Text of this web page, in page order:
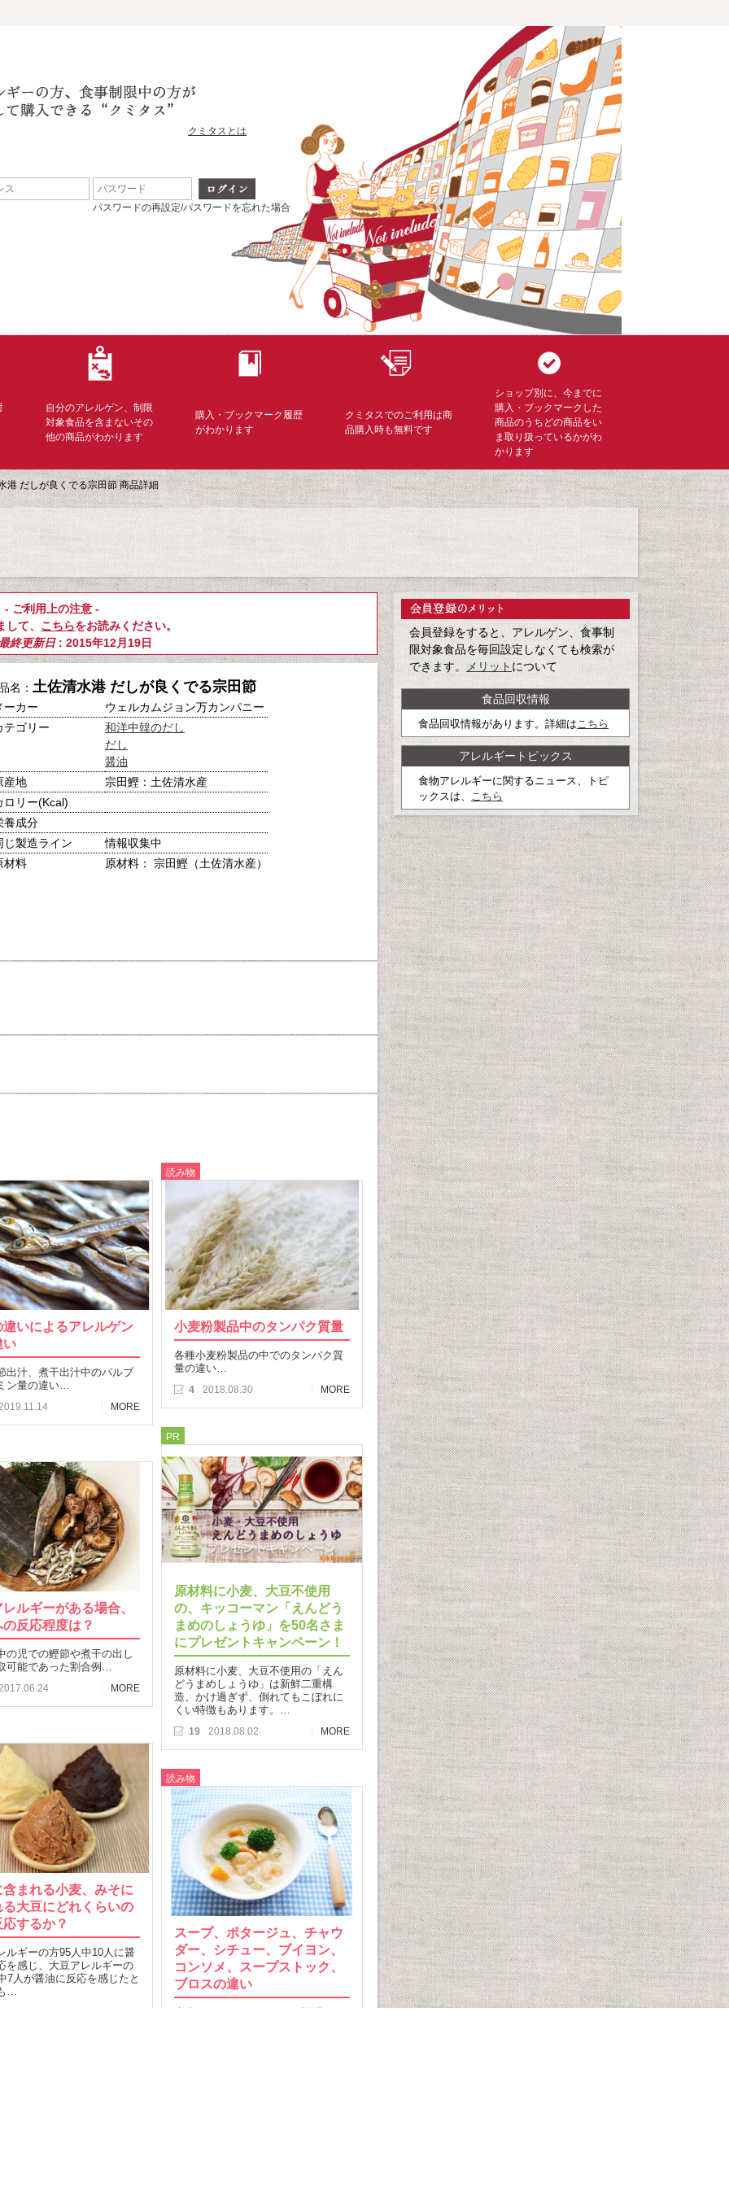
クミタスとは
パスワードの再設定/パスワードを忘れた場合
自分のアレルゲン、制限
対象食品を含まないその
他の商品がわかります
購入・ブックマーク履歴
がわかります
クミタスでのご利用は商
品購入時も無料です
ショップ別に、今までに
購入・ブックマークした
商品のうちどの商品をい
ま取り扱っているかがわ
かります
港 だしが良くでる宗田節 商品詳細
- ご利用上の注意 -
て、 こちらをお読みください。
終更新日: 2015年12月19日
名： 土佐清水港 だしが良くでる宗田節
ーカー
ウェルカムジョン万カンパニー
テゴリー
和洋中韓のだし
だし
醤油
産地
宗田鰹：土佐清水産
ロリー(Kcal)
養成分
じ製造ライン
情報収集中
材料
原材料： 宗田鰹（土佐清水産）
違いによるアレルゲン
い
出汁、煮干出汁中のパルブ
ン量の違い…
MORE
読み物
小麦粉製品中のタンパク質量
各種小麦粉製品の中でのタンパク質
量の違い…
4 2018.08.30 MORE
PR
原材料に小麦、大豆不使用
の、キッコーマン「えんどう
まめのしょうゆ」を50名さま
にプレゼントキャンペーン！
原材料に小麦、大豆不使用の「えん
どうまめしょうゆ」は新鮮二重構
造。かけ過ぎず、倒れてもこぼれに
くい特徴もあります。…
19 2018.08.02 MORE
ルギーがある場合、
反応程度は？
の児での鰹節や煮干の出し
可能であった割合例…
MORE
まれる小麦、みそに
る大豆にどれくらいの
するか？
ルギーの方95人中10人に醤
を感じ、大豆アレルギーの
7人が醤油に反応を感じたと
…
読み物
スープ、ポタージュ、チャウ
ダー、シチュー、ブイヨン、
コンソメ、スープストック、
ブロスの違い
会員登録をすると、アレルゲン、食事制
限対象食品を毎回設定しなくても検索が
できます。メリットについて
食品回収情報
食品回収情報があります。詳細は こちら
アレルギートピックス
食物アレルギーに関するニュース、トピ
ックスは、
こちら